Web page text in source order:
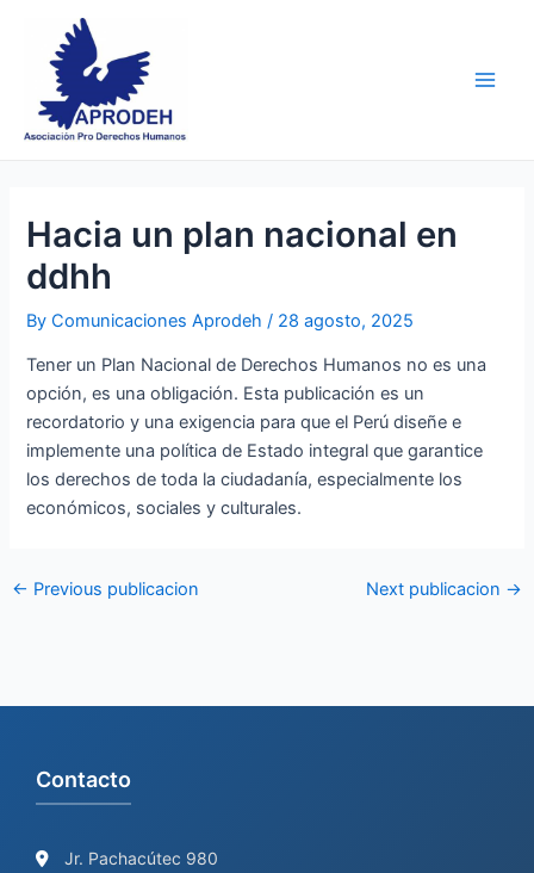
content
Hacia un plan nacional en
ddhh
ByComunicaciones Aprodeh/ 28 agosto, 2025
Tener un Plan Nacional de Derechos Humanos no es una
opción, es una obligación. Esta publicación es un
recordatorio y una exigencia para que el Perú diseñe e
implemente una política de Estado integral que garantice
los derechos de toda la ciudadanía, especialmente los
económicos, sociales y culturales.
navigation
← Previous publicacion Next publicacion →
Contacto
Jr. Pachacútec 980